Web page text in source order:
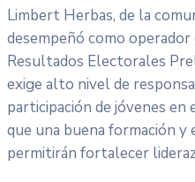
Limbert Herbas, de la
desempeñó como operador
Resultados Electorales
exige alto nivel de
participación de jóvenes en
que una buena formación y
permitirán fortalecer